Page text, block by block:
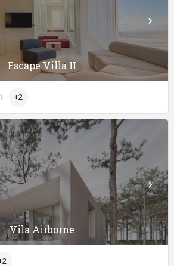
Escape Villa II
+2
Vila Airborne